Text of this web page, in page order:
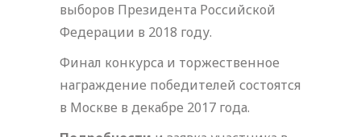
выборов Президента Российской
Федерации в 2018 году.
Финал конкурса и торжественное
награждение победителей состоятся
в Москве в декабре 2017 года.